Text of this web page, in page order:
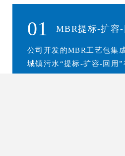
01 MBR提标-扩容
公司开发的MBR工艺包集
城镇污水“提标-扩容-回用”